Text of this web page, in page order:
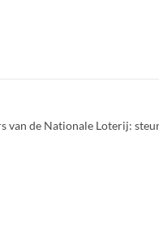
van de Nationale Loterij: